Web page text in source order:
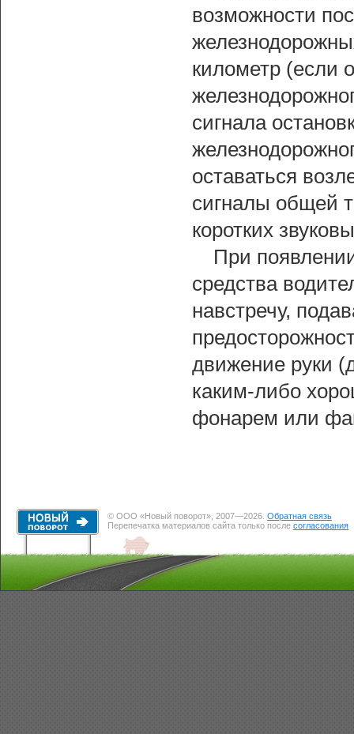
возможности
километр (если
сигнала
оставаться
сигналы общей
коротких
При
средства
навстречу,
движение руки
каким-либо
фонарем или
© ООО «Новый поворот», 2007—2026. Обратная связь
Перепечатка материалов сайта только после согласования